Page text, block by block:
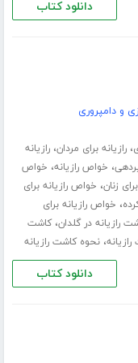
دانلود کتاب
و دامپروری
،رازیانه برای مردان،رازیانه
، خواص رازیانه، خواص
زنان، خواص رازیانه برای
، خواص رازیانه برای
رازیانه در گلدان،کاشت
،نحوه کاشت رازیانه
دانلود کتاب